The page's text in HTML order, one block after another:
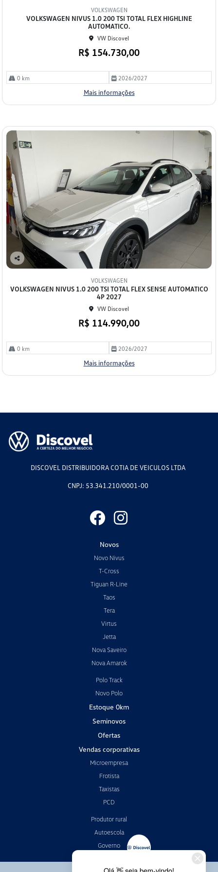
VOLKSWAGEN
VOLKSWAGEN NIVUS 1.0 200 TSI TOTAL FLEX HIGHLINE
AUTOMATICO.
VW Discovel
R$ 154.730,00
0 km 2026/2027
Mais informações
Co
lhe
VOLKSWAGEN
VOLKSWAGEN NIVUS 1.0 200 TSI TOTAL FLEX SENSE AUTOMATICO
4P 2027
VW Discovel
R$ 114.990,00
0 km 2026/2027
Mais informações
DISCOVEL DISTRIBUIDORA COTIA DE VEICULOS LTDA
CNPJ: 53.341.210/0001-00
Novos
Novo Nivus
T-Cross
Tiguan R-Line
Taos
Tera
Virtus
Jetta
Nova Saveiro
Nova Amarok
Polo Track
Novo Polo
Estoque 0km
Seminovos
Ofertas
Vendas corporativas
Microempresa
Frotista
Taxistas
PCD
Produtor rural
Autoescola
Governo